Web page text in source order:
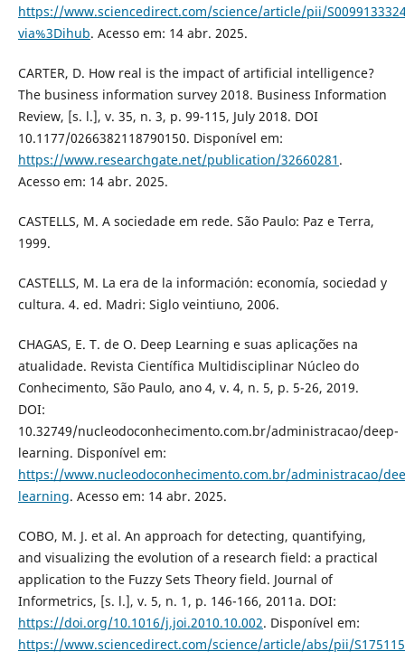
https://www.sciencedirect.com/science/article/pii/
via%3Dihub. Acesso em: 14 abr. 2025.
CARTER, D. How real is the impact of artificial intelligence?
The business information survey 2018. Business Information
Review, [s. l.], v. 35, n. 3, p. 99-115, July 2018. DOI
10.1177/0266382118790150. Disponível em:
https://www.researchgate.net/publication/32660281 .
Acesso em: 14 abr. 2025.
CASTELLS, M. A sociedade em rede. São Paulo: Paz e Terra,
1999.
CASTELLS, M. La era de la información: economía, sociedad y
cultura. 4. ed. Madri: Siglo veintiuno, 2006.
CHAGAS, E. T. de O. Deep Learning e suas aplicações na
atualidade. Revista Científica Multidisciplinar Núcleo do
Conhecimento, São Paulo, ano 4, v. 4, n. 5, p. 5-26, 2019.
DOI:
10.32749/nucleodoconhecimento.com.br/administracao/deep-
learning. Disponível em:
https://www.nucleodoconhecimento.com.br/administracao/
learning. Acesso em: 14 abr. 2025.
COBO, M. J. et al. An approach for detecting, quantifying,
and visualizing the evolution of a research field: a practical
application to the Fuzzy Sets Theory field. Journal of
Informetrics, [s. l.], v. 5, n. 1, p. 146-166, 2011a. DOI:
https://doi.org/10.1016/j.joi.2010.10.002. Disponível em:
https://www.sciencedirect.com/science/article/abs/pii/